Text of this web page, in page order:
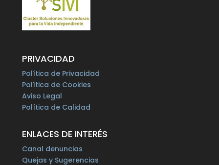
PRIVACIDAD
Política de Privacidad
Política de Cookies
Aviso Legal
Política de Calidad
ENLACES DE INTERÉS
Canal denuncias
Quejas y Sugerencias